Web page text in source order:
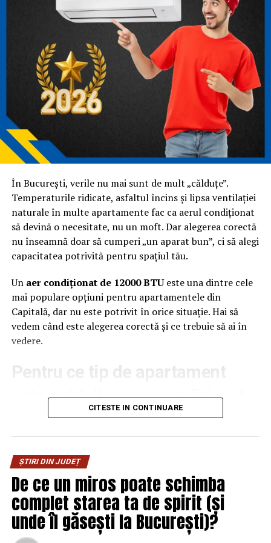
plecare pentru multe interogări.
Dar GEO vine peste această fundație și schimbă modul în
care este folosit conținutul.
SEO te ajută să fii vizibil.
GEO te ajută să fii relevant în răspuns.
SEO poate funcționa și cu texte optimizate mai tehnic.
GEO cere mai multă claritate și logică în exprimare.
mai este suficient să „bifezi” criterii. Trebuie să explici
bine.
SEO pentru AI: zona de
intersecție
SEO pentru AI este, de fapt, aplicarea principiilor SEO
într-un context nou. Nu mai optimizezi doar pentru
poziții, ci pentru înțelegere.
Ce înseamnă asta concret?
În loc să construiești conținut în jurul unui keyword, îl
construiești în jurul unei întrebări. În loc să răspunzi
Un articol bine optimizat pentru AI:
include exemple sau situații reale
evită formulările generale
Este genul de conținut care funcționează bine și pentru
cititor, nu doar pentru algoritm.
În București, verile nu mai sunt de mult „călduțe”.
Temperaturile ridicate, asfaltul încins și lipsa ventilației
naturale în multe apartamente fac ca aerul condiționat
să devină o necesitate, nu un moft. Dar alegerea corectă
nu înseamnă doar să cumperi „un aparat bun”, ci să alegi
capacitatea potrivită pentru spațiul tău.
Un aer condiționat de 12000 BTUeste una dintre cele
mai populare opțiuni pentru apartamentele din
Capitală, dar nu este potrivit în orice situație. Hai să
vedem când este alegerea corectă și ce trebuie să ai în
vedere.
Pentru ce tip de apartament
este potrivit un aer condiționat
de 12000 BTU
12000 BTU este potrivit pentru:
camere între 20 și 35 mp
livinguri de apartament
dormitoare mari
CITESTE IN CONTINUARE
ȘTIRI DIN JUDEȚ
De ce un miros poate schimba
complet starea ta de spirit (și
unde îl găsești la București)?